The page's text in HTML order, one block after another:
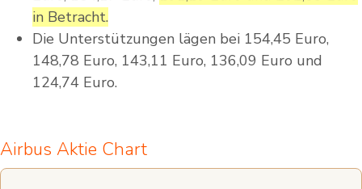
in Betracht.
Die Unterstützungen lägen bei 154,45 Euro,
148,78 Euro, 143,11 Euro, 136,09 Euro und
124,74 Euro.
Airbus Aktie Chart